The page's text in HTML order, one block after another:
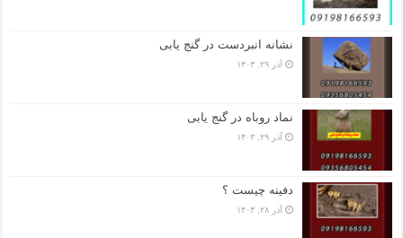
نشانه انبردست در گنج یابی
آذر ۲۹, ۱۴۰۳
نماد روباه در گنج یابی
آذر ۲۹, ۱۴۰۳
دفینه چیست ؟
آذر ۲۸, ۱۴۰۳